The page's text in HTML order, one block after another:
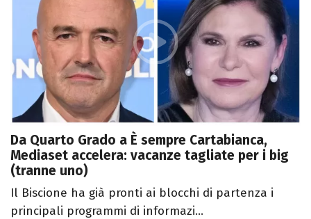
Da Quarto Grado a È sempre Cartabianca,
Mediaset accelera: vacanze tagliate per i big
(tranne uno)
Il Biscione ha già pronti ai blocchi di partenza i
principali programmi di informazi...